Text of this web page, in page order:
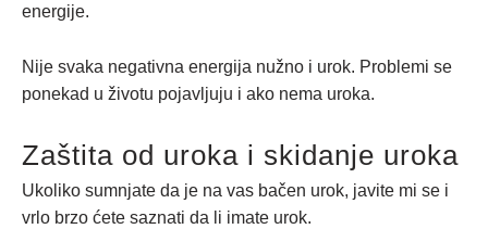
energije.
Nije svaka negativna energija nužno i urok. Problemi se
ponekad u životu pojavljuju i ako nema uroka.
Zaštita od uroka i skidanje uroka
Ukoliko sumnjate da je na vas bačen urok, javite mi se i
vrlo brzo ćete saznati da li imate urok.